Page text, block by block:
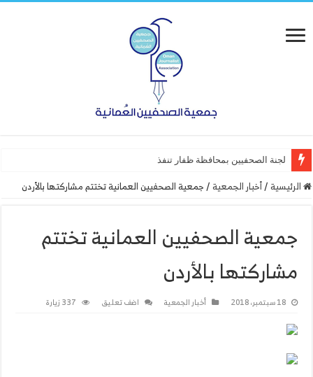
لجنة الصحفيين بمحافظة ظفار تنفذ ورشة عمل “أسا
الرئيسية /أخبار الجمعية /جمعية الصحفيين العمانية تختتم مشاركتها بالأردن
جمعية الصحفيين العمانية تختتم
مشاركتها بالأردن
18 سبتمبر، 2018 أخبار الجمعية اضف تعليق 337 زيارة